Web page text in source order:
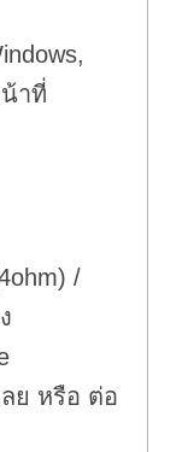
าที่
/
ย หรือ ต่อ